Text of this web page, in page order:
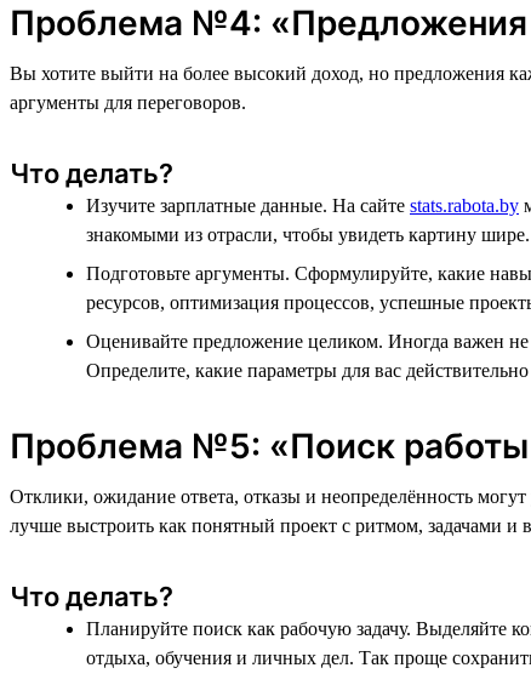
Проблема №4:
Вы хотите выйти на более высокий доход, но предложения
аргументы для переговоров.
Что делать?
Изучите зарплатные данные. На сайте stats.rabota.by
знакомыми из отрасли, чтобы увидеть картину шире.
Подготовьте аргументы. Сформулируйте, какие
ресурсов, оптимизация процессов, успешные
Оценивайте предложение целиком. Иногда важен не
Определите, какие параметры для вас
Проблема №5: «Поиск работы
Отклики, ожидание ответа, отказы и неопределённость
лучше выстроить как понятный проект с ритмом, задачами и
Что делать?
Планируйте поиск как рабочую задачу. Выделяйте
отдыха, обучения и личных дел. Так проще